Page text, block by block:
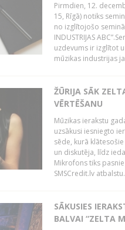
Pirmdien, 12.
15, Rīgā) notiks
no izglītojošo
INDUSTRIJAS
uzdevums ir izglītot
mūzikas industrijas
ŽŪRIJA SĀK
VĒRTĒŠANU
Mūzikas ierakstu
uzsākusi iesniegto
sēde, kurā
un diskutēja, līdz
Mikrofons tiks
SMSCredit.lv
SĀKUSIES
BALVAI “ZELTA